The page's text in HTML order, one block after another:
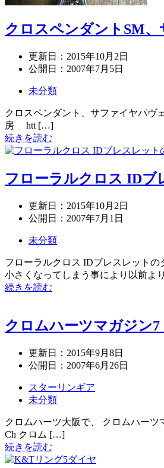
クロスペンダントSM
更新日： 2015年10月2日
公開日： 2007年7月5日
未分類
クロスペンダント、サファイヤパヴ
房 htt […]
続きを読む
フローラルクロス IDブ
更新日： 2015年10月2日
公開日： 2007年7月1日
未分類
フローラルクロス IDブレスレット
小さくなってしまう事により以前よ
続きを読む
クロムハーツマガジ
更新日： 2015年9月8日
公開日： 2007年6月26日
スターリンギア
未分類
クロムハーツ大阪で、 クロムハー
Ch クロム […]
続きを読む